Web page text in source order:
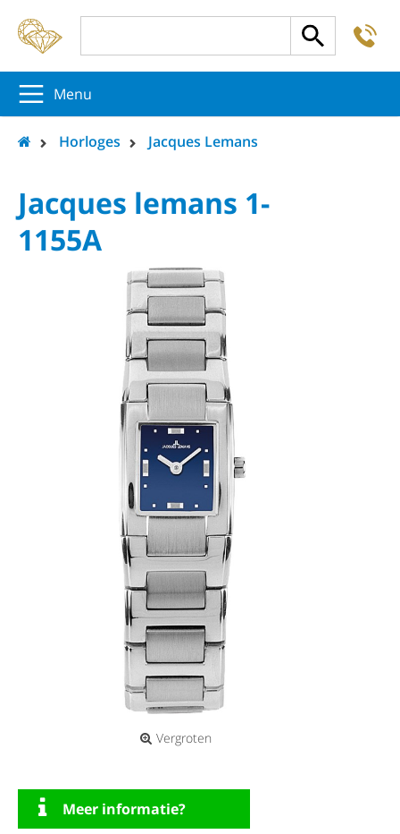
Menu
Horloges Jacques Lemans
Jacques lemans 1-
1155A
Vergroten
Meer informatie?